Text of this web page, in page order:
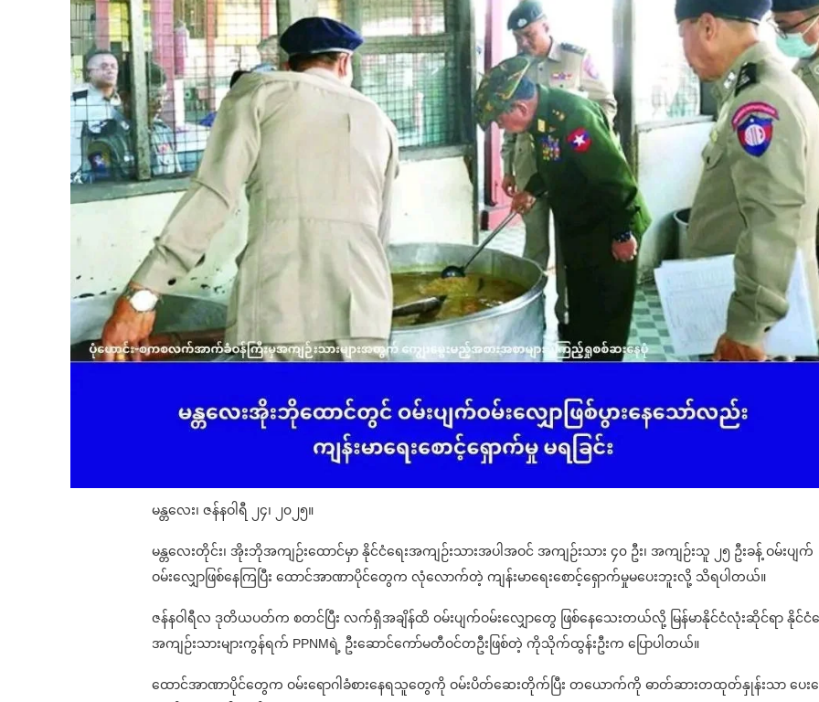
မန္တလေး၊ ဇန်နဝါရီ ၂၄၊ ၂၀၂၅။
မန္တလေးတိုင်း၊ အိုးဘိုအကျဉ်းထောင်မှာ နိုင်ငံရေးအကျဉ်းသားအပါအဝင် အကျဉ်းသား ၄၀ ဦး၊ အကျဉ်းသူ ၂၅ ဦးခန့် ဝမ်းပျက်
ဝမ်းလျှောဖြစ်နေကြပြီး ထောင်အာဏာပိုင်တွေက လုံလောက်တဲ့ ကျန်းမာရေးစောင့်ရှောက်မှုမပေးဘူးလို့ သိရပါတယ်။
ဇန်နဝါရီလ ဒုတိယပတ်က စတင်ပြီး လက်ရှိအချိန်ထိ ဝမ်းပျက်ဝမ်းလျှောတွေ ဖြစ်နေသေးတယ်လို့ မြန်မာနိုင်ငံလုံးဆိုင်ရာ နိုင်ငံရ
အကျဉ်းသားများကွန်ရက် PPNMရဲ့ ဦးဆောင်ကော်မတီဝင်တဦးဖြစ်တဲ့ ကိုသိုက်ထွန်းဦးက ပြောပါတယ်။
ထောင်အာဏာပိုင်တွေက ဝမ်းရောဂါခံစားနေရသူတွေကို ဝမ်းပိတ်ဆေးတိုက်ပြီး တယောက်ကို ဓာတ်ဆားတထုတ်နှုန်းသာ ပေး